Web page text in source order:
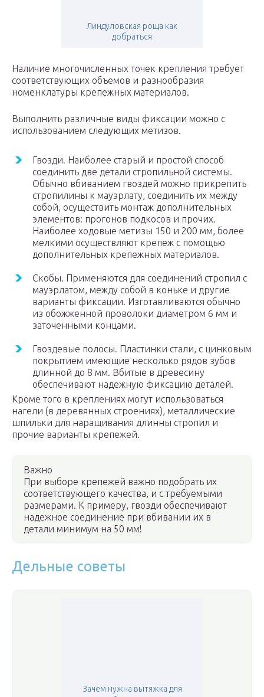
Линдуловская роща как
добраться
Наличие многочисленных точек крепления требует
соответствующих объемов и разнообразия
номенклатуры крепежных материалов.
Выполнить различные виды фиксации можно с
использованием следующих метизов.
Гвозди. Наиболее старый и простой способ
соединить две детали стропильной системы.
Обычно вбиванием гвоздей можно прикрепить
стропилины к мауэрлату, соединить их между
собой, осуществить монтаж дополнительных
элементов: прогонов подкосов и прочих.
Наиболее ходовые метизы 150 и 200 мм, более
мелкими осуществляют крепеж с помощью
дополнительных крепежных материалов.
Скобы. Применяются для соединений стропил с
мауэрлатом, между собой в коньке и другие
варианты фиксации. Изготавливаются обычно
из обожженной проволоки диаметром 6 мм и
заточенными концами.
Гвоздевые полосы. Пластинки стали, с цинковым
покрытием имеющие несколько рядов зубов
длинной до 8 мм. Вбитые в древесину
обеспечивают надежную фиксацию деталей.
Кроме того в креплениях могут использоваться
нагели (в деревянных строениях), металлические
шпильки для наращивания длинны стропил и
прочие варианты крепежей.
Важно
При выборе крепежей важно подобрать их
соответствующего качества, и с требуемыми
размерами. К примеру, гвозди обеспечивают
надежное соединение при вбивании их в
детали минимум на 50 мм!
Дельные советы
Зачем нужна вытяжка для